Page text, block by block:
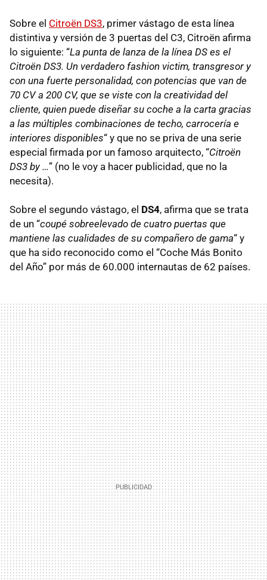
Sobre el Citroën DS3, primer vástago de esta línea
distintiva y versión de 3 puertas del C3, Citroën afirma
lo siguiente: “La punta de lanza de la línea DS es el
Citroën DS3. Un verdadero fashion victim, transgresor y
con una fuerte personalidad, con potencias que van de
70 CV a 200 CV, que se viste con la creatividad del
cliente, quien puede diseñar su coche a la carta gracias
a las múltiples combinaciones de techo, carrocería e
interiores disponibles“ y que no se priva de una serie
especial firmada por un famoso arquitecto, “Citroën
DS3 by …” (no le voy a hacer publicidad, que no la
necesita).
Sobre el segundo vástago, el DS4, afirma que se trata
de un “coupé sobreelevado de cuatro puertas que
mantiene las cualidades de su compañero de gama“ y
que ha sido reconocido como el “Coche Más Bonito
del Año” por más de 60.000 internautas de 62 países.